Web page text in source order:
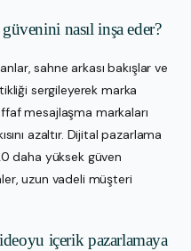
nasıl inşa eder?
sahne arkası bakışlar ve
sergileyerek marka
mesajlaşma markaları
azaltır. Dijital pazarlama
daha yüksek güven
uzun vadeli müşteri
içerik pazarlamaya